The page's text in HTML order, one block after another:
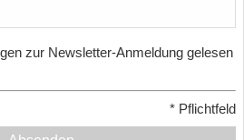
zur Newsletter-Anmeldung gelesen
* Pflichtfeld